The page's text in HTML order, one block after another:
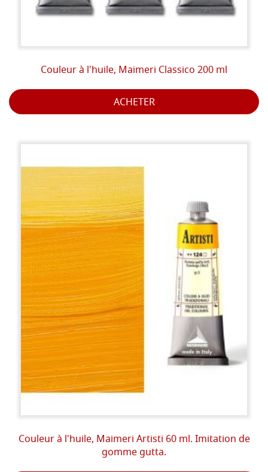
Couleur à l'huile, Maimeri Classico 200 ml
ACHETER
Couleur à l'huile, Maimeri Artisti 60 ml. Imitation de
gomme gutta.